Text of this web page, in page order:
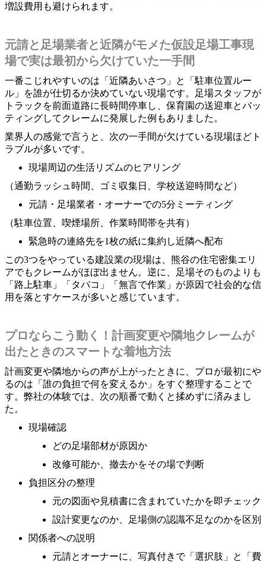
増設費用も避けられます。
元請と足場業者と近隣がモメた仮設足場工事現
場で実は最初から欠けていた一手間
一番こじれやすいのは「近隣あいさつ」と「駐車位置ルー
ル」を誰が仕切るか決めていない現場です。足場スタッフが
トラックを前面道路に長時間停車し、保育園の送迎車とバッ
ティングしてクレームに発展した例もありました。
業界人の感覚で言うと、次の一手間が欠けている現場ほどト
ラブルが多いです。
現場周辺の生活リズムのヒアリング
（通勤ラッシュ時間、ゴミ収集日、学校送迎時間など）
元請・足場業者・オーナーでの5分ミーティング
（駐車位置、喫煙場所、作業時間帯を共有）
緊急時の連絡先を1枚の紙に集約し近隣へ配布
この3つをやっている建設業の現場は、熊谷の住宅密集エリ
アでもクレームがほぼ出ません。逆に、足場そのものよりも
「路上駐車」「タバコ」「無言で作業」が原因で社会的な信
用を落とすケースが多いと感じています。
プロならこう動く！計画変更や隣地クレームが
出たときのスマートな着地方法
計画変更や隣地からの声が上がったときに、プロが最初にや
るのは「誰の負担で何を変えるか」をすぐ整理することで
す。弊社の体験では、次の順番で動くと揉めずに済みまし
た。
現場確認
どの足場部材が原因か
改修可能か、撤去かをその場で判断
負担区分の整理
元の図面や見積書に含まれていたかを即チェック
設計変更なのか、足場側の認識不足なのかを区別
関係者への説明
元請とオーナーに、写真付きで「選択肢」と「費